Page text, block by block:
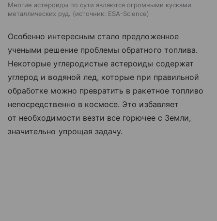
Многие астероиды по сути являются огромными кусками
металлических руд.
источник: ESA-Science
Особенно интересным стало предложенное
учеными решение проблемы обратного топлива.
Некоторые углеродистые астероиды содержат
углерод и водяной лед, которые при правильной
обработке можно превратить в ракетное топливо
непосредственно в космосе. Это избавляет
от необходимости везти все горючее с Земли,
значительно упрощая задачу.